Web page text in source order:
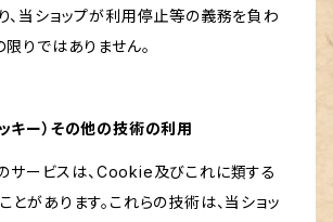
、当ショップが利用停止等の義務を負わ
りではありません。
キー）その他の技術の利用
のサービスは、Cookie及びこれに類する
とがあります。これらの技術は、当ショッ